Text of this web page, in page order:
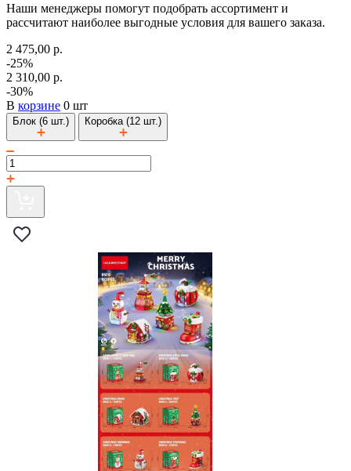
Наши менеджеры помогут подобрать ассортимент и
рассчитают наиболее выгодные условия для вашего заказа.
2 475,00 р.
-25%
2 310,00 р.
-30%
В корзине 0 шт
Блок (6 шт.) Коробка (12 шт.)